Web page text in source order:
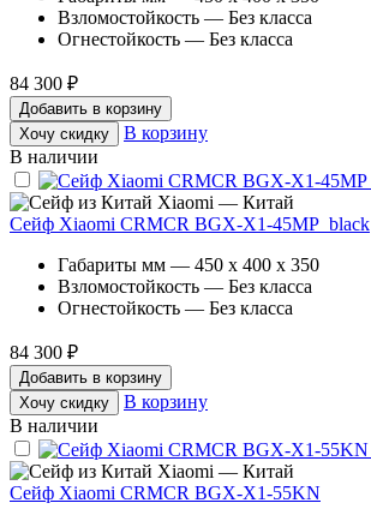
Взломостойкость — Без класса
Огнестойкость — Без класса
84 300 ₽
Добавить в корзину
Хочу скидку
В корзину
В наличии
Xiaomi — Китай
Сейф Xiaomi CRMCR BGX-X1-45MP_black
Габариты мм — 450 x 400 x 350
Взломостойкость — Без класса
Огнестойкость — Без класса
84 300 ₽
Добавить в корзину
Хочу скидку
В корзину
В наличии
Xiaomi — Китай
Сейф Xiaomi CRMCR BGX-X1-55KN